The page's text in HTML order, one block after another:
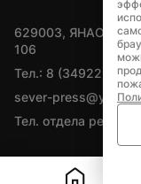
629003, ЯНАО,
106
Тел.: 8 (34922)
sever-press@yamal-
Тел. отдела